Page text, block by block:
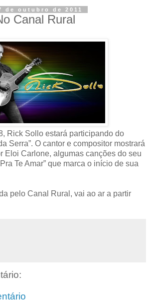
de outubro de 2011
Rick Sollo estará participando do
Serra”. O cantor e compositor mostrará
Eloi Carlone, algumas canções do seu
Te Amar” que marca o início de sua
pelo Canal Rural, vai ao ar a partir